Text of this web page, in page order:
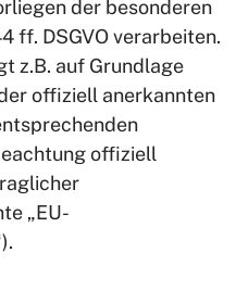
der besonderen
ff. DSGVO verarbeiten.
z.B. auf Grundlage
offiziell anerkannten
offiziell
„EU-